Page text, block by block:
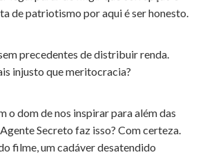
de patriotismo por aqui é ser honesto.
precedentes de distribuir renda.
injusto que meritocracia?
o dom de nos inspirar para além das
Secreto faz isso? Com certeza.
filme, um cadáver desatendido